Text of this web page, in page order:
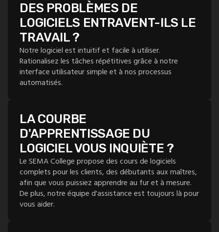
DES PROBLÈMES DE
LOGICIELS ENTRAVENT-ILS LE
TRAVAIL ?
Notre logiciel est intuitif et facile à utiliser.
Rationalisez les tâches répétitives grâce à notre
interface utilisateur simple et à nos processus
automatisés.
LA COURBE
D'APPRENTISSAGE DU
LOGICIEL VOUS INQUIÈTE ?
Le SEMA College propose des cours de logiciels
complets pour les clients, des débutants aux maîtres,
afin que vous puissiez apprendre au fur et à mesure.
De plus, notre équipe d'assistance est toujours là pour
vous aider.